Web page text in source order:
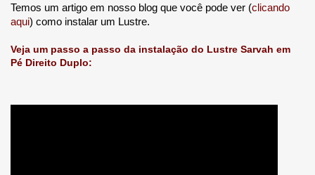
Temos um artigo em nosso blog que você pode ver (clicando
aqui) como instalar um Lustre.
Veja um passo a passo da instalação do Lustre Sarvah em
Pé Direito Duplo: